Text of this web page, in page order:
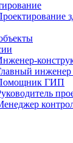
инженер
ГИП